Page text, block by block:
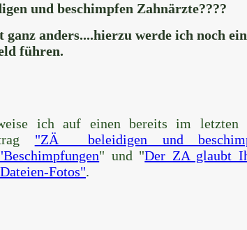
und beschimpfen Zahnärzte????
anders....hierzu werde ich noch
führen.
ich auf einen bereits im letzten
"ZÄ beleidigen und
" und "Der ZA glaubt
Fotos".